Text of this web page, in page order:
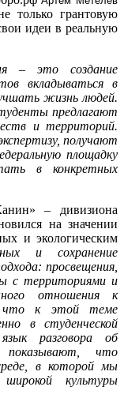
только грантовую
идеи в реальную
– это создание
вкладываться в
жизнь людей.
предлагают
и территорий.
получают
площадку
в конкретных
– дивизиона
на значении
и экологическим
и сохранение
просвещения,
с территориями и
отношения к
что к этой теме
в студенческой
разговора об
показывают, что
в которой мы
культуры